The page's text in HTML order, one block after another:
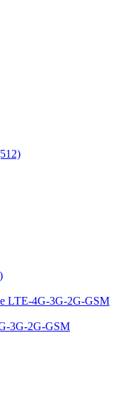
LTE-4G-3G-2G-GSM
3G-2G-GSM